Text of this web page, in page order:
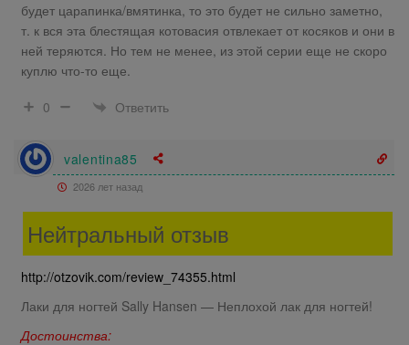
будет царапинка/вмятинка, то это будет не сильно заметно,
т. к вся эта блестящая котовасия отвлекает от косяков и они в
ней теряются. Но тем не менее, из этой серии еще не скоро
куплю что-то еще.
0
Ответить
valentina85
2026 лет назад
Нейтральный отзыв
http://otzovik.com/review_74355.html
Лаки для ногтей Sally Hansen — Неплохой лак для ногтей!
Достоинства: